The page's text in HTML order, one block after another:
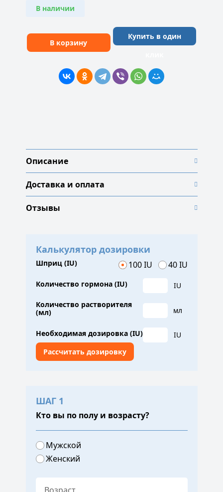
В наличии
В корзину
Купить в один
Описание
Доставка и оплата
Отзывы
Калькулятор дозировки
Шприц (IU) 100 IU 40 IU
Количество гормона (IU)
IU
Количество растворителя
(мл)
мл
Необходимая дозировка (IU) IU
ШАГ 1
Кто вы по полу и возрасту?
Мужской
Женский